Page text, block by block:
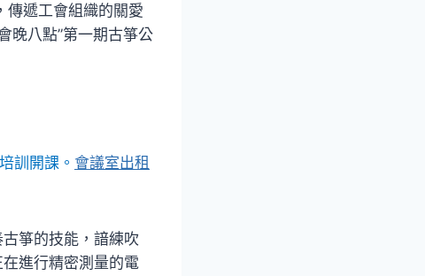
傳遞工會組織的關愛
晚八點”第一期古箏公
訓開課。 會議室出租
箏的技能，諳練吹
進行精密測量的電